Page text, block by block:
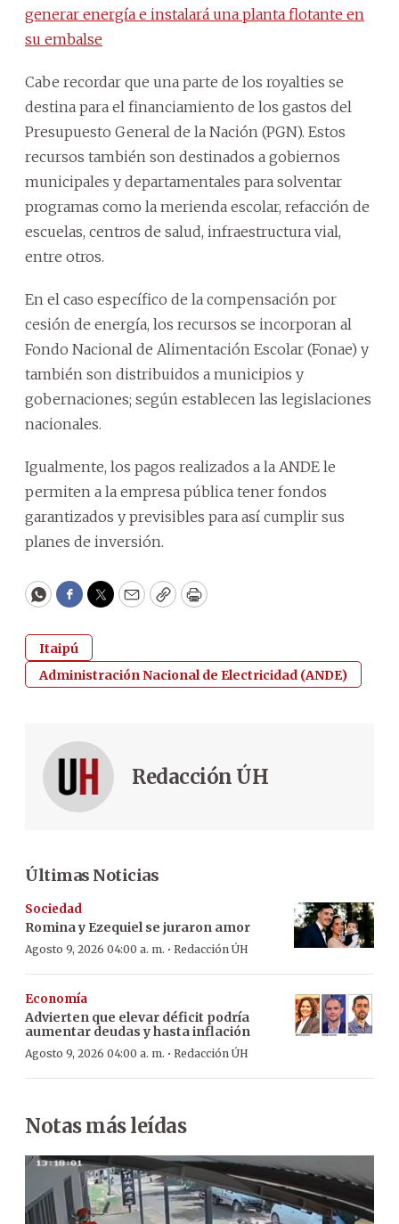
generar energía e instalará una planta flotante en
su embalse
Cabe recordar que una parte de los royalties se
destina para el financiamiento de los gastos del
Presupuesto General de la Nación (PGN). Estos
recursos también son destinados a gobiernos
municipales y departamentales para solventar
programas como la merienda escolar, refacción de
escuelas, centros de salud, infraestructura vial,
entre otros.
En el caso específico de la compensación por
cesión de energía, los recursos se incorporan al
Fondo Nacional de Alimentación Escolar (Fonae) y
también son distribuidos a municipios y
gobernaciones; según establecen las legislaciones
nacionales.
Igualmente, los pagos realizados a la ANDE le
permiten a la empresa pública tener fondos
garantizados y previsibles para así cumplir sus
planes de inversión.
WhatsApp
Facebook
Twitter
EmailCopyPrint
Itaipú
Administración Nacional de Electricidad (ANDE)
Redacción ÚH
Últimas Noticias
Sociedad
Romina y Ezequiel se juraron amor
Agosto 9, 2026 04:00 a. m. · Redacción ÚH
Economía
Advierten que elevar déficit podría
aumentar deudas y hasta inflación
Agosto 9, 2026 04:00 a. m. · Redacción ÚH
Notas más leídas